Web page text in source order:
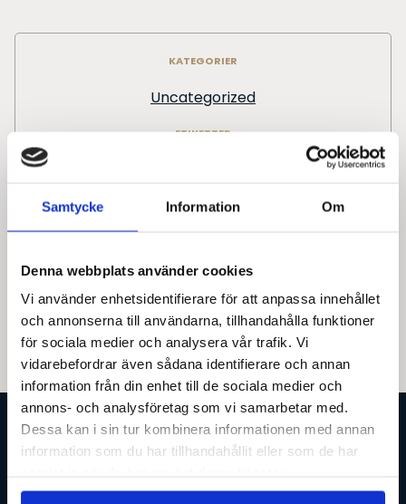
Samtycke Information Om
Denna webbplats använder cookies
Vi använder enhetsidentifierare för att anpassa innehållet
och annonserna till användarna, tillhandahålla funktioner
för sociala medier och analysera vår trafik. Vi
vidarebefordrar även sådana identifierare och annan
information från din enhet till de sociala medier och
annons- och analysföretag som vi samarbetar med.
Dessa kan i sin tur kombinera informationen med annan
information som du har tillhandahållit eller som de har
KATEGORIER
Uncategorized
ETIKETTER
Presentkort
GÅ TILLBAKA